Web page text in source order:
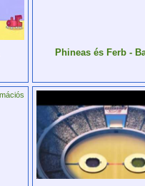
Phineas és Ferb -